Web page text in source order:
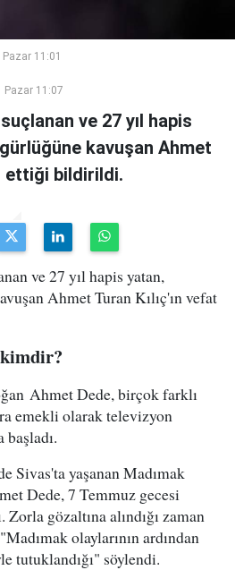
11:01
Pazar 11:07
ve 27 yıl hapis
kavuşan Ahmet
ettiği bildirildi.
ve 27 yıl hapis yatan,
Ahmet Turan Kılıç'ın vefat
Ahmet Dede, birçok farklı
emekli olarak televizyon
Sivas'ta yaşanan Madımak
Dede, 7 Temmuz gecesi
Zorla gözaltına alındığı zaman
olaylarının ardından
tutuklandığı" söylendi.